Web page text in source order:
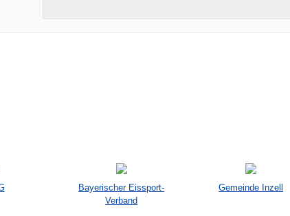
Bayerischer Eissport-
Verband
Gemeinde Inzell